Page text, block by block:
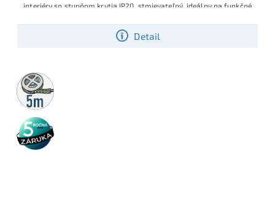
Detail
interiéry so stupňom krytia IP20, stmievateľný, ideálny na funkčné
svietidiel. Denná biela pre široké uplatnenie.
5m
rolka
5 rokov
záruka